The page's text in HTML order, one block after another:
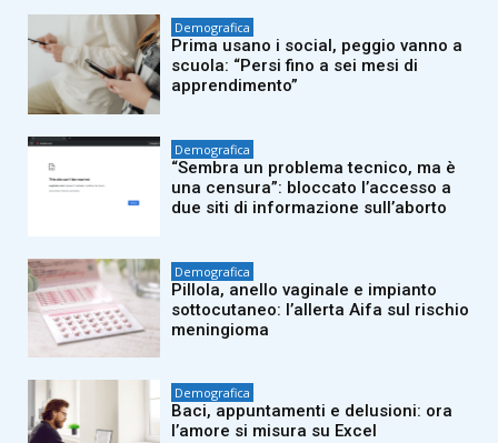
Demografica
Prima usano i social, peggio vanno a
scuola: “Persi fino a sei mesi di
apprendimento”
Demografica
“Sembra un problema tecnico, ma è
una censura”: bloccato l’accesso a
due siti di informazione sull’aborto
Demografica
Pillola, anello vaginale e impianto
sottocutaneo: l’allerta Aifa sul rischio
meningioma
Demografica
Baci, appuntamenti e delusioni: ora
l’amore si misura su Excel